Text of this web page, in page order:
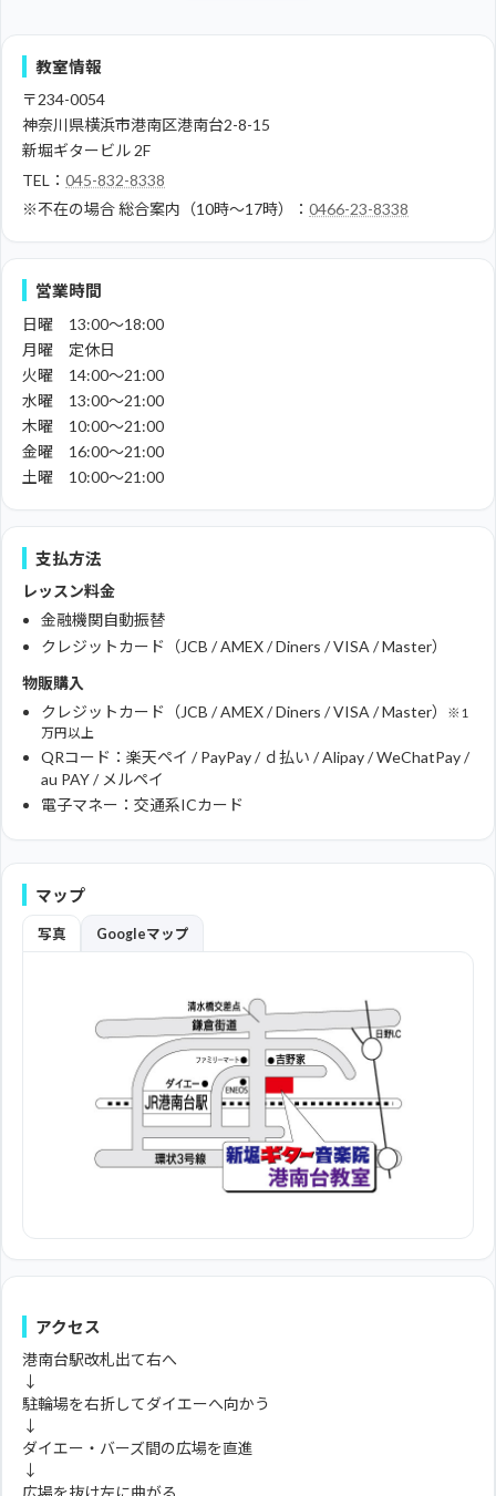
教室情報
〒234-0054
神奈川県横浜市港南区港南台2-8-15
新堀ギタービル 2F
TEL： 045-832-8338
※不在の場合総合案内（10時～17時）： 0466-23-8338
営業時間
日曜 13:00～18:00
月曜 定休日
火曜 14:00～21:00
水曜 13:00～21:00
木曜 10:00～21:00
金曜 16:00～21:00
土曜 10:00～21:00
支払方法
レッスン料金
金融機関自動振替
クレジットカード（JCB / AMEX / Diners / VISA / Master）
物販購入
クレジットカード（JCB / AMEX / Diners / VISA / Master）
※1
万円以上
QRコード：楽天ペイ / PayPay / ｄ払い / Alipay / WeChatPay /
au PAY / メルペイ
電子マネー：交通系ICカード
マップ
写真 Googleマップ
アクセス
港南台駅改札出て右へ
↓
駐輪場を右折してダイエーへ向かう
↓
ダイエー・バーズ間の広場を直進
↓
広場を抜け左に曲がる